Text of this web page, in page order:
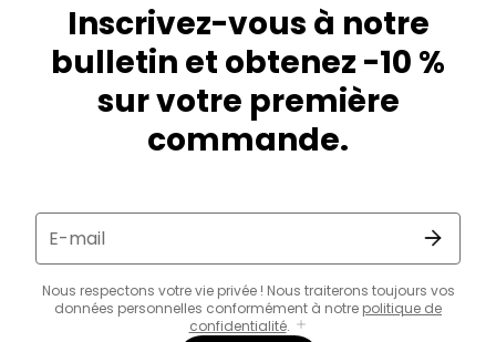
Inscrivez-vous à notre
bulletin et obtenez -10 %
sur votre première
commande.
E-mail
Nous respectons votre vie privée ! Nous traiterons toujours vos
données personnelles conformément à notre politique de
confidentialité.